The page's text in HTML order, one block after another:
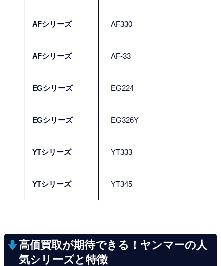
AFシリーズ AF330
AFシリーズ AF-33
EGシリーズ EG224
EGシリーズ EG326Y
YTシリーズ YT333
YTシリーズ YT345
高価買取が期待できる！ヤンマーの人
気シリーズと特徴